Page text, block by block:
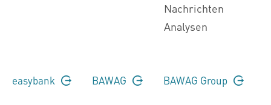
Nachrichten
Analysen
easybank BAWAG BAWAG Group